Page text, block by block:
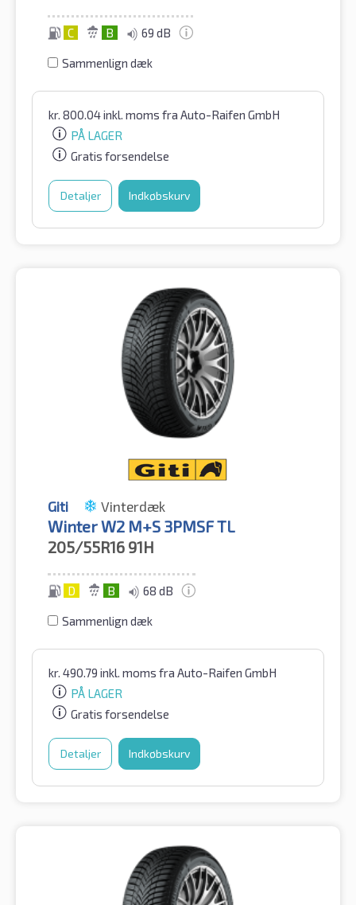
C B 69 dB
Sammenlign dæk
kr. 800.04inkl. moms fra Auto-Raifen GmbH
PÅ LAGER
Gratis forsendelse
Detaljer Indkøbskurv
Giti Vinterdæk
Winter W2 M+S 3PMSF TL
205/55R16 91H
D B 68 dB
Sammenlign dæk
kr. 490.79 inkl. moms fra Auto-Raifen GmbH
PÅ LAGER
Gratis forsendelse
Detaljer Indkøbskurv